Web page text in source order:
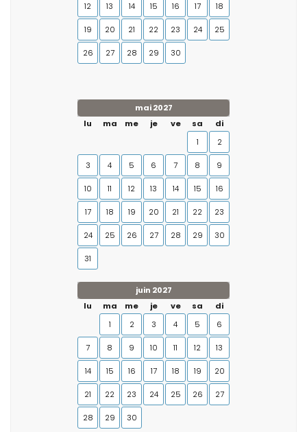
12 13 14 15 16 17 18
19 20 21 22 23 24 25
26 27 28 29 30
mai 2027
lu
ma me je ve sa
di
1
2
3 4 5 6 7 8 9
10 11 12 13 14 15 16
17 18 19 20 21 22 23
24 25 26 27 28 29 30
31
juin 2027
lu
ma me je ve sa
di
1
2 3 4 5 6
7 8 9 10 11 12 13
14 15 16 17 18 19 20
21 22 23 24 25 26 27
28 29 30